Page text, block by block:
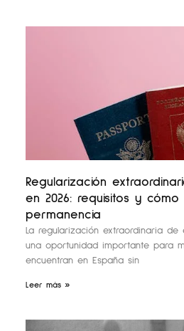
Regularización
en 2026: requisitos y
permanencia
La regularización extraordinaria de
una oportunidad importante para
encuentran en España sin
Leer más »